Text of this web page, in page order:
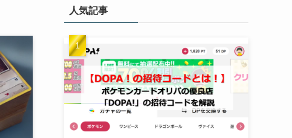
人気記事